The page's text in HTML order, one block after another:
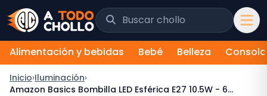
Saltar al contenido
Buscar chollos y tiendas
Alimentación y bebidas Bebé Belleza
Inicio›Iluminación›
Amazon Basics Bombilla LED Esférica E27 10.5W - 6